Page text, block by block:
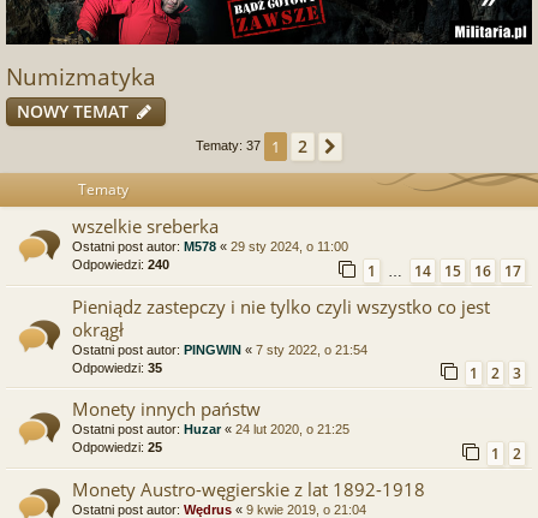
si
ę
tru
j
Numizmatyka
NOWY TEMAT
Tematy: 37 1 2
Tematy
wszelkie sreberka
Ostatni post autor: M578 « 29 sty 2024, o 11:00
Odpowiedzi: 240 1 … 14 15 16 17
Pieniądz zastepczy i nie tylko czyli wszystko co jest
okrągł
Ostatni post autor: PINGWIN « 7 sty 2022, o 21:54
Odpowiedzi: 35 1 2 3
Monety innych państw
Ostatni post autor: Huzar« 24 lut 2020, o 21:25
Odpowiedzi: 25 1 2
Monety Austro-węgierskie z lat 1892-1918
Ostatni post autor: Wędrus « 9 kwie 2019, o 21:04